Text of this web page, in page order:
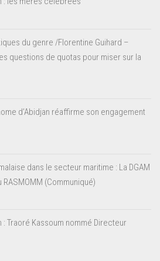
du genre /Florentine Guihard –
questions de quotas pour miser sur la
d’Abidjan réaffirme son engagement
dans le secteur maritime : La DGAM
(Communiqué)
: Traoré Kassoum nommé Directeur